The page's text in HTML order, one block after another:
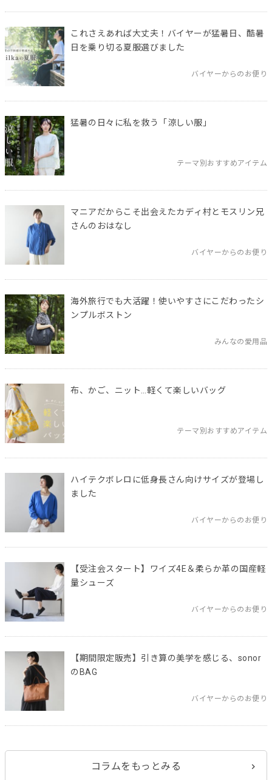
これさえあれば大丈夫！バイヤーが猛暑日、酷暑
日を乗り切る夏服選びました
バイヤーからのお便り
猛暑の日々に私を救う「涼しい服」
テーマ別おすすめアイテム
マニアだからこそ出会えたカディ村とモスリン兄
さんのおはなし
バイヤーからのお便り
海外旅行でも大活躍！使いやすさにこだわったシ
ンプルボストン
みんなの愛用品
布、かご、ニット…軽くて楽しいバッグ
テーマ別おすすめアイテム
ハイテクボレロに低身長さん向けサイズが登場し
ました
バイヤーからのお便り
【受注会スタート】ワイズ4E＆柔らか革の国産軽
量シューズ
バイヤーからのお便り
【期間限定販売】引き算の美学を感じる、sonor
のBAG
バイヤーからのお便り
コラムをもっとみる